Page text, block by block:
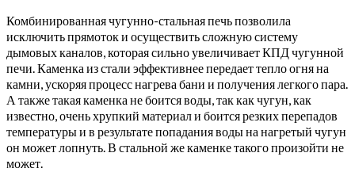
Комбинированная чугунно-стальная печь позволила
исключить прямоток и осуществить сложную систему
дымовых каналов, которая сильно увеличивает КПД чугунной
печи. Каменка из стали эффективнее передает тепло огня на
камни, ускоряя процесс нагрева бани и получения легкого пара.
А также такая каменка не боится воды, так как чугун, как
известно, очень хрупкий материал и боится резких перепадов
температуры и в результате попадания воды на нагретый чугун
он может лопнуть. В стальной же каменке такого произойти не
может.